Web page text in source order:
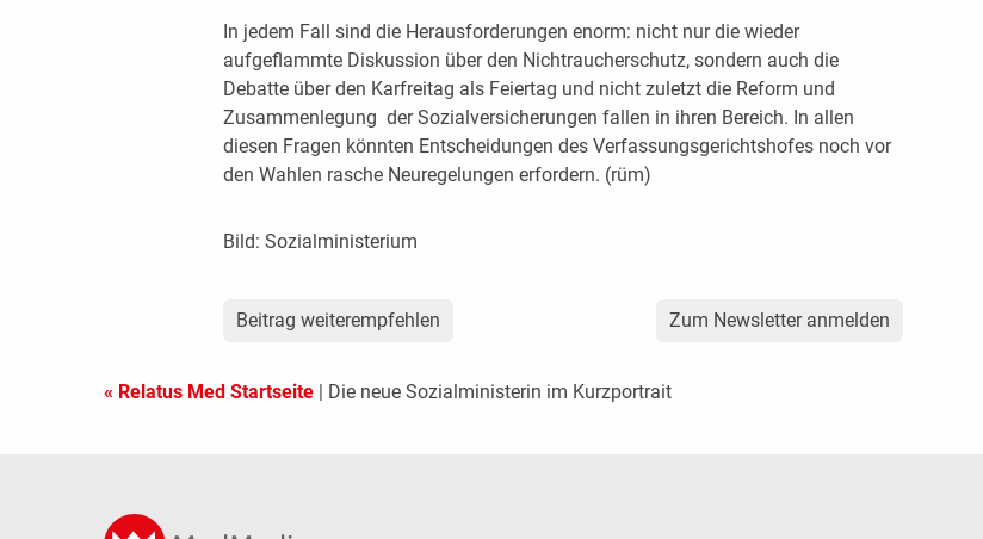
In jedem Fall sind die Herausforderungen enorm: nicht nur die wieder
aufgeflammte Diskussion über den Nichtraucherschutz, sondern auch die
Debatte über den Karfreitag als Feiertag und nicht zuletzt die Reform und
Zusammenlegung der Sozialversicherungen fallen in ihren Bereich. In allen
diesen Fragen könnten Entscheidungen des Verfassungsgerichtshofes noch vor
den Wahlen rasche Neuregelungen erfordern. (rüm)
Bild: Sozialministerium
Beitrag weiterempfehlen Zum Newsletter anmelden
« Relatus Med Startseite | Die neue Sozialministerin im Kurzportrait